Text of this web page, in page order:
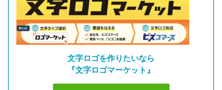
文字ロゴを作りたいなら
『文字ロゴマーケット』